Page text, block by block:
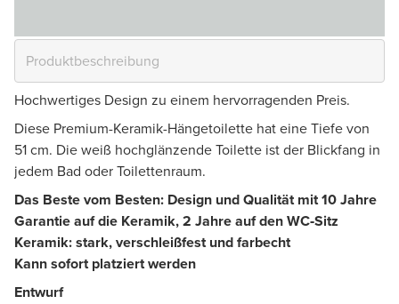
Hochwertiges Design zu einem hervorragenden Preis.
Diese Premium-Keramik-Hängetoilette hat eine Tiefe von
51 cm. Die weiß hochglänzende Toilette ist der Blickfang in
jedem Bad oder Toilettenraum.
Das Beste vom Besten: Design und Qualität mit 10 Jahre
Garantie auf die Keramik, 2 Jahre auf den WC‑Sitz
Keramik: stark, verschleißfest und farbecht
Kann sofort platziert werden
Entwurf